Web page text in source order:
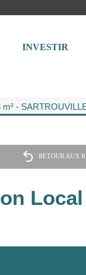
INVESTIR
-
RETOUR AUX